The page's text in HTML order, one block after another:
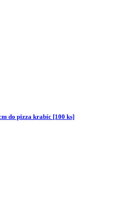
do pizza krabíc [100 ks]